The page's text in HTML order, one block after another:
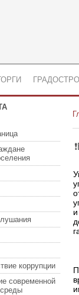
коррупции
современной